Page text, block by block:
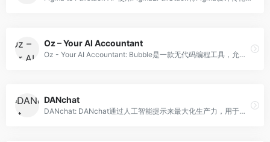
Oz – Your AI Accountant
Oz - Your AI Accountant: Bubble是一款无代码编程工具，允许用户在不编写代码的情况下构建Web应用。
DANchat
DANchat: DANchat通过人工智能提示来最大化生产力，用于任务和工作流的创建和分享。